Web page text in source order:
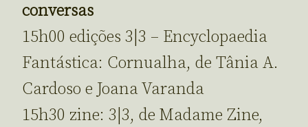
conversas
15h00 edições 3|3 – Encyclopaedia
Fantástica: Cornualha, de Tânia A.
Cardoso e Joana Varanda
15h30 zine: 3|3, de Madame Zine,